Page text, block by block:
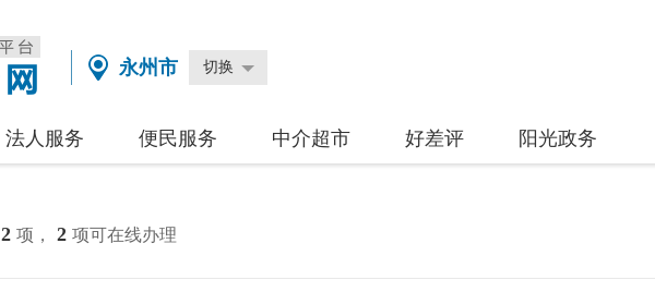
永州市 切换
法人服务 便民服务 中介超市 好差评 阳光政务
2 项， 2 项可在线办理